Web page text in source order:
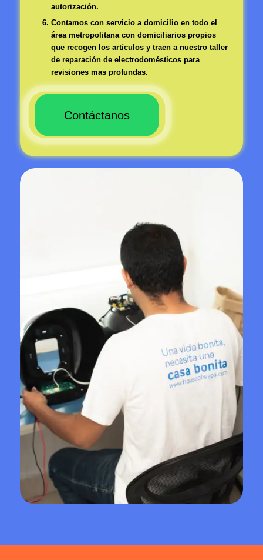
autorización.
Contamos con servicio a domicilio en todo el
área metropolitana con domiciliarios propios
que recogen los artículos y traen a nuestro taller
de reparación de electrodomésticos para
revisiones mas profundas.
Contáctanos